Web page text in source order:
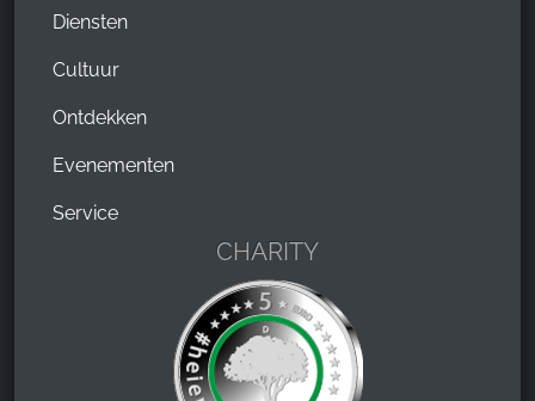
Diensten
Cultuur
Ontdekken
Evenementen
Service
CHARITY